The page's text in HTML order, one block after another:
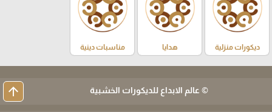
ديكورات منزلية هدايا مناسبات دينية
© عالم الابداع للديكورات الخشبية arrow_upward